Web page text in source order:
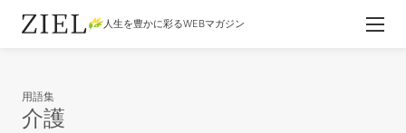
人生を豊かに彩るWEBマガジン
用語集
介護